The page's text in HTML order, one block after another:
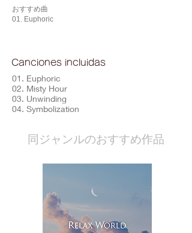
おすすめ曲
01. Euphoric
Canciones incluidas
01. Euphoric
02. Misty Hour
03. Unwinding
04. Symbolization
​同ジャンルのおすすめ作品